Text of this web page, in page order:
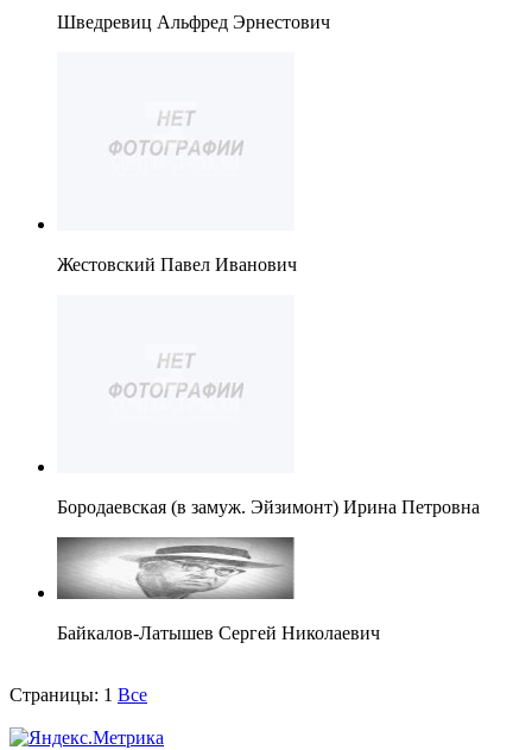
Шведревиц Альфред Эрнестович
Жестовский Павел Иванович
Бородаевская (в замуж. Эйзимонт) Ирина Петровна
Байкалов-Латышев Сергей Николаевич
Страницы: 1 Все